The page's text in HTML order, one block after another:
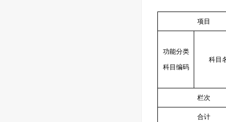
项目
功能分类
科目编码
科目
栏次
合计